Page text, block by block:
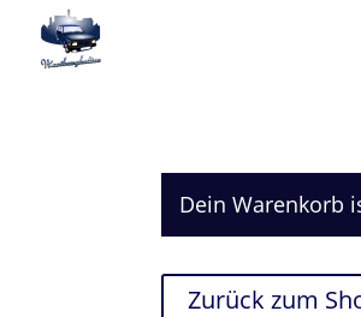
Dein Warenkorb
Zurück zum